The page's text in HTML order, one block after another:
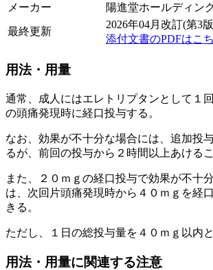
メーカー
陽進堂ホールディン
最終更新
2026年04月改訂(第3
添付文書のPDFはこ
用法・用量
通常、成人にはエレトリプタンとして１
の頭痛発現時に経口投与する。
なお、効果が不十分な場合には、追加投
るが、前回の投与から２時間以上あけるこ
また、２０ｍｇの経口投与で効果が不十
は、次回片頭痛発現時から４０ｍｇを経
きる。
ただし、１日の総投与量を４０ｍｇ以内と
用法・用量に関連する注意